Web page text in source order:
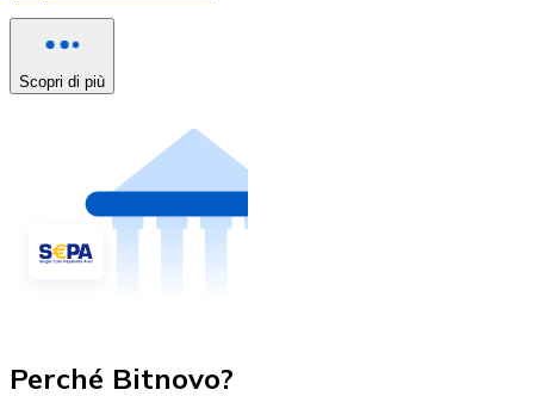
Scopri di più
Perché Bitnovo?